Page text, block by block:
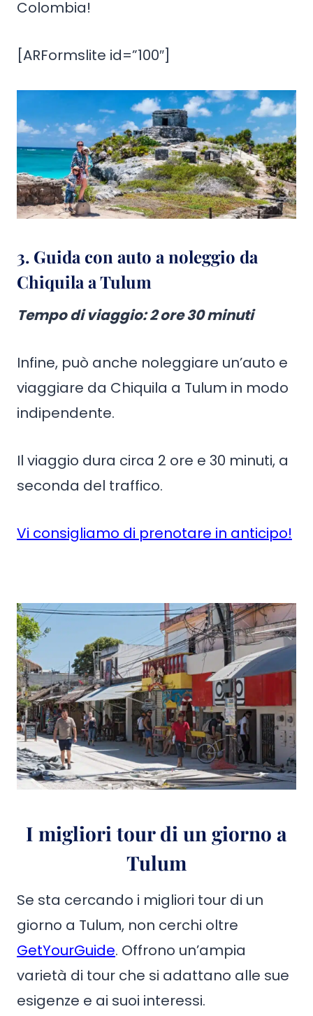
Colombia!
[ARFormslite id=”100″]
3. Guida con auto a noleggio da
Chiquila a Tulum
Tempo di viaggio: 2 ore 30 minuti
Infine, può anche noleggiare un’auto e
viaggiare da Chiquila a Tulum in modo
indipendente.
Il viaggio dura circa 2 ore e 30 minuti, a
seconda del traffico.
Vi consigliamo di prenotare in anticipo!
I migliori tour di un giorno a
Tulum
Se sta cercando i migliori tour di un
giorno a Tulum, non cerchi oltre
GetYourGuide. Offrono un’ampia
varietà di tour che si adattano alle sue
esigenze e ai suoi interessi.